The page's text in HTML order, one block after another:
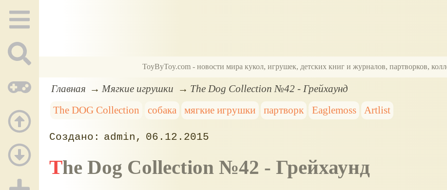
ToyByToy.com - новости мира кукол, игрушек, детских книг и журналов, партворков,
Главная Мягкие игрушки
The Dog Collection №42 - Грейхаунд
The DOG Сollection
собака мягкие игрушки партворк Eaglemoss Artlist
admin 06.12.2015
The Dog Collection №42 - Грейхаунд